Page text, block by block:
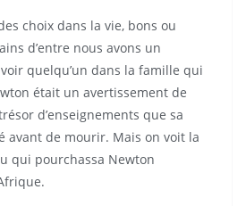
choix dans la vie, bons ou
d’entre nous avons un
quelqu’un dans la famille qui
était un avertissement de
d’enseignements que sa
avant de mourir. Mais on voit la
qui pourchassa Newton